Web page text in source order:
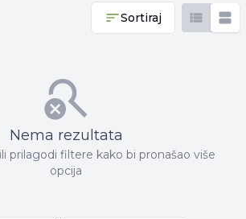
Sortiraj
Nema rezultata
prilagodi filtere kako bi pronašao više
opcija